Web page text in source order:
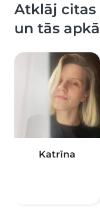
Atklāj citas
un tās
Katrīna